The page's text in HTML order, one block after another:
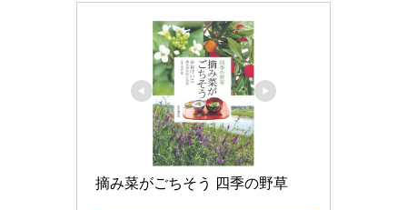
摘み菜がごちそう 四季の野草